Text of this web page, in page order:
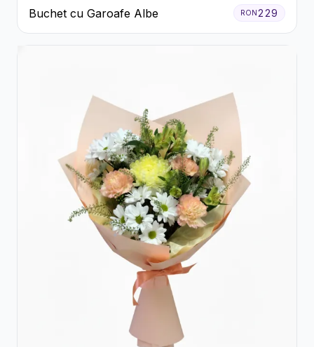
Buchet cu Garoafe Albe RON 229